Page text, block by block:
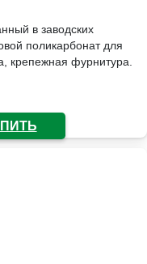
в заводских
поликарбонат для
крепежная фурнитура.